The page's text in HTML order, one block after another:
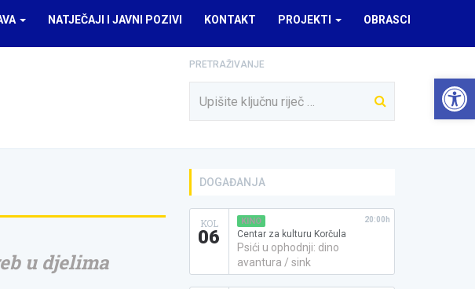
NATJEČAJI I JAVNI POZIVI KONTAKT PROJEKTI OBRASCI
PRETRAŽIVANJE
u djelima
DOGAĐANJA
KOL
06
KINO
Centar za kulturu Korčula
Psići u ophodnji: dino
avantura / sink
20:00h